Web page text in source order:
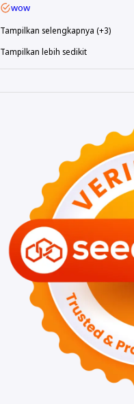
wow
Tampilkan selengkapnya (+3)
Tampilkan lebih sedikit